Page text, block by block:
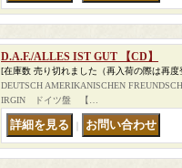
D.A.F./ALLES IST GUT 【CD】
[在庫数 売り切れました（再入荷の際は再
DEUTSCH AMERIKANISCHEN
IRGIN ドイツ盤 【…